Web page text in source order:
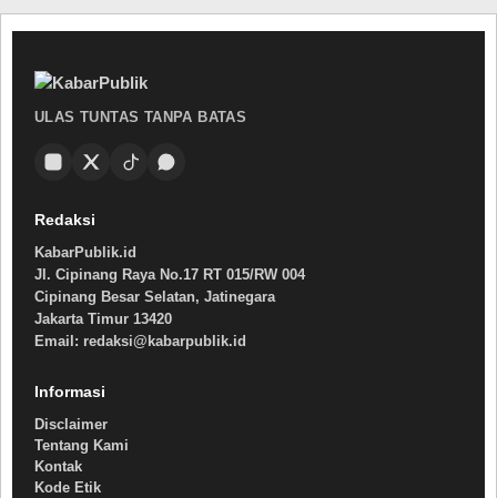
ULAS TUNTAS TANPA BATAS
Redaksi
KabarPublik.id
Jl. Cipinang Raya No.17 RT 015/RW 004
Cipinang Besar Selatan, Jatinegara
Jakarta Timur 13420
Email: redaksi@kabarpublik.id
Informasi
Disclaimer
Tentang Kami
Kontak
Kode Etik